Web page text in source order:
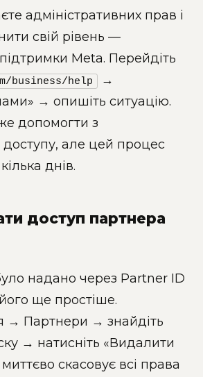
адміністративних прав і
свій рівень —
Meta. Перейдіть
business/help
→
→ опишіть ситуацію.
допомогти з
але цей процес
днів.
доступ партнера
надано через Partner ID
ще простіше.
→ Партнери → знайдіть
→ натисніть «Видалити
скасовує всі права